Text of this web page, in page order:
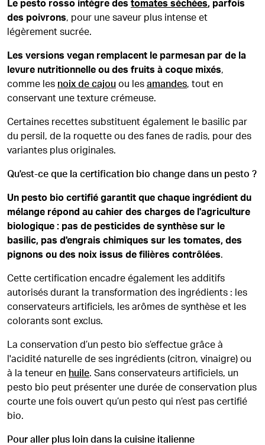
Le pesto rosso intègre des tomates séchées, parfois
des poivrons, pour une saveur plus intense et
légèrement sucrée.
Les versions vegan remplacent le parmesan par de la
levure nutritionnelle ou des fruits à coque mixés,
comme les noix de cajou ou les amandes, tout en
conservant une texture crémeuse.
Certaines recettes substituent également le basilic par
du persil, de la roquette ou des fanes de radis, pour des
variantes plus originales.
Qu'est-ce que la certification bio change dans un pesto ?
Un pesto bio certifié garantit que chaque ingrédient du
mélange répond au cahier des charges de l'agriculture
biologique : pas de pesticides de synthèse sur le
basilic, pas d'engrais chimiques sur les tomates, des
pignons ou des noix issus de filières contrôlées.
Cette certification encadre également les additifs
autorisés durant la transformation des ingrédients : les
conservateurs artificiels, les arômes de synthèse et les
colorants sont exclus.
La conservation d’un pesto bio s’effectue grâce à
l'acidité naturelle de ses ingrédients (citron, vinaigre) ou
à la teneur en huile. Sans conservateurs artificiels, un
pesto bio peut présenter une durée de conservation plus
courte une fois ouvert qu’un pesto qui n’est pas certifié
bio.
Pour aller plus loin dans la cuisine italienne